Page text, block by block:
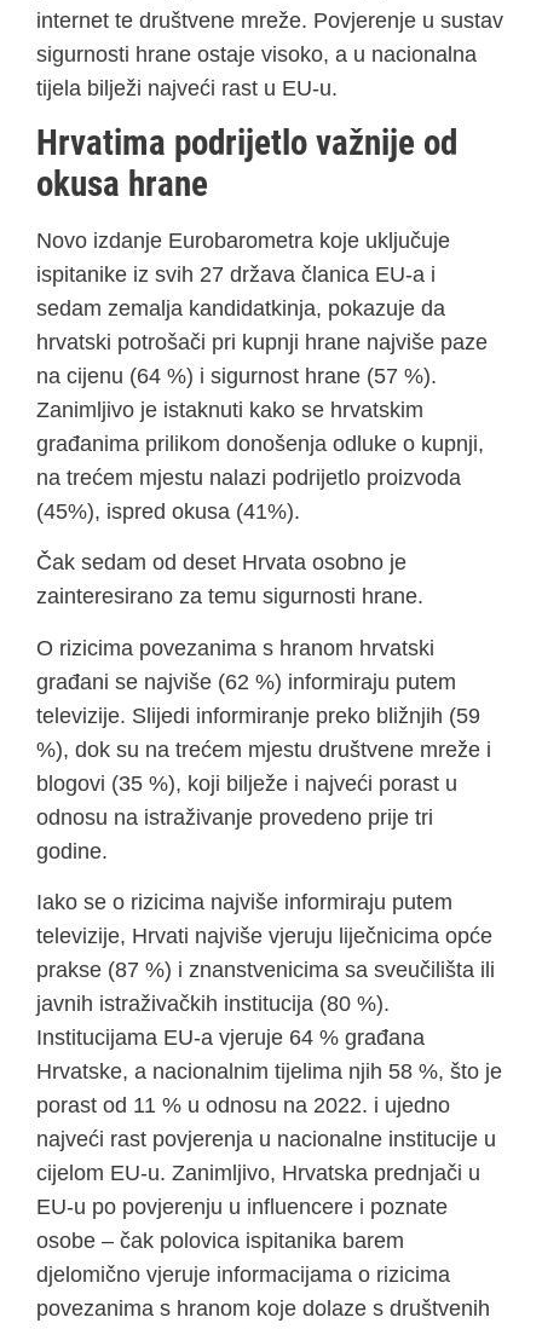
internet te društvene mreže. Povjerenje u sustav
sigurnosti hrane ostaje visoko, a u nacionalna
tijela bilježi najveći rast u EU-u.
Hrvatima podrijetlo važnije od
okusa hrane
Novo izdanje Eurobarometra koje uključuje
ispitanike iz svih 27 država članica EU-a i
sedam zemalja kandidatkinja, pokazuje da
hrvatski potrošači pri kupnji hrane najviše paze
na cijenu (64 %) i sigurnost hrane (57 %).
Zanimljivo je istaknuti kako se hrvatskim
građanima prilikom donošenja odluke o kupnji,
na trećem mjestu nalazi podrijetlo proizvoda
(45%), ispred okusa (41%).
Čak sedam od deset Hrvata osobno je
zainteresirano za temu sigurnosti hrane.
O rizicima povezanima s hranom hrvatski
građani se najviše (62 %) informiraju putem
televizije. Slijedi informiranje preko bližnjih (59
%), dok su na trećem mjestu društvene mreže i
blogovi (35 %), koji bilježe i najveći porast u
odnosu na istraživanje provedeno prije tri
godine.
Iako se o rizicima najviše informiraju putem
televizije, Hrvati najviše vjeruju liječnicima opće
prakse (87 %) i znanstvenicima sa sveučilišta ili
javnih istraživačkih institucija (80 %).
Institucijama EU-a vjeruje 64 % građana
Hrvatske, a nacionalnim tijelima njih 58 %, što je
porast od 11 % u odnosu na 2022. i ujedno
najveći rast povjerenja u nacionalne institucije u
cijelom EU-u. Zanimljivo, Hrvatska prednjači u
EU-u po povjerenju u influencere i poznate
osobe – čak polovica ispitanika barem
djelomično vjeruje informacijama o rizicima
povezanima s hranom koje dolaze s društvenih